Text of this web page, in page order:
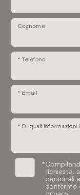
Cognome
* Telefono
* Email
* Di quali informazioni
*
richiesta,
personali
confermo